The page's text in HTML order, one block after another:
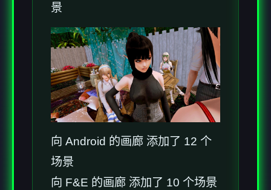
景
向 Android 的画廊 添加了 12 个
场景
向 F&E 的画廊 添加了 10 个场景